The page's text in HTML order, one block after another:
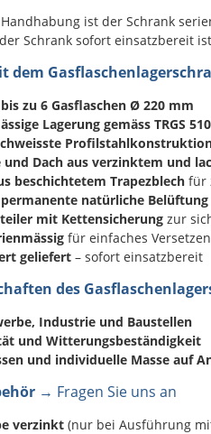
ist der Schrank
Schrank sofort einsatzbereit
dem
zu 6 Gasflaschen Ø 220 mm
Lagerung gemäss TRGS
und Dach aus verzinktem und
beschichtetem Trapezblech für
natürliche Belüftung
mit Kettensicherung zur
für einfaches Versetzen
geliefert – sofort einsatzbereit
des
Industrie und Baustellen
und Witterungsbeständigkeit
und individuelle Masse auf
→ Fragen Sie uns an
verzinkt (nur bei Ausführung